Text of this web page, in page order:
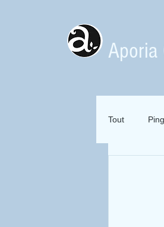
Aporia
Tout
Zai Zai